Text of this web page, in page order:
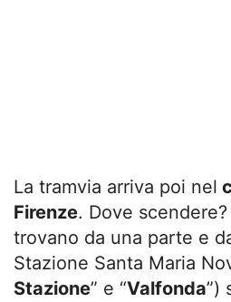
La tramvia arriva poi nel
Firenze. Dove
trovano da una parte e
Stazione Santa Maria
Stazione” e “Valfonda”)